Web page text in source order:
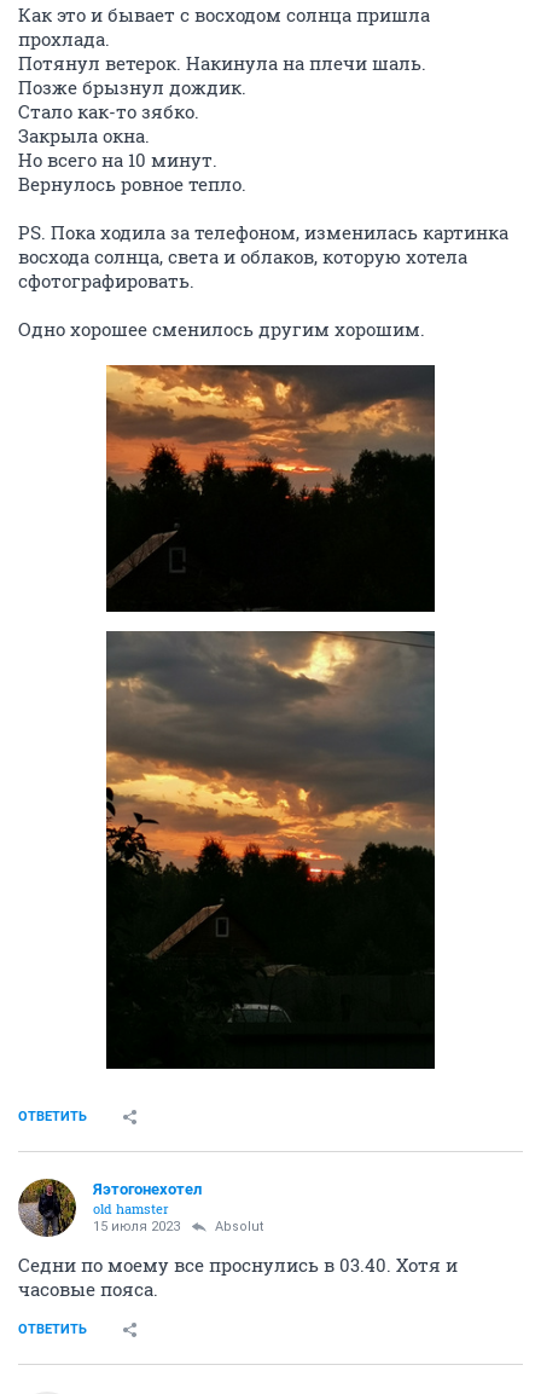
Как это и бывает с восходом солнца пришла
прохлада.
Потянул ветерок. Накинула на плечи шаль.
Позже брызнул дождик.
Стало как-то зябко.
Закрыла окна.
Но всего на 10 минут.
Вернулось ровное тепло.
PS. Пока ходила за телефоном, изменилась картинка
восхода солнца, света и облаков, которую хотела
сфотографировать.
Одно хорошее сменилось другим хорошим.
ОТВЕТИТЬ
Яэтогонехотел
old hamster
15 июля 2023 Absolut
Седни по моему все проснулись в 03.40. Хотя и
часовые пояса.
ОТВЕТИТЬ